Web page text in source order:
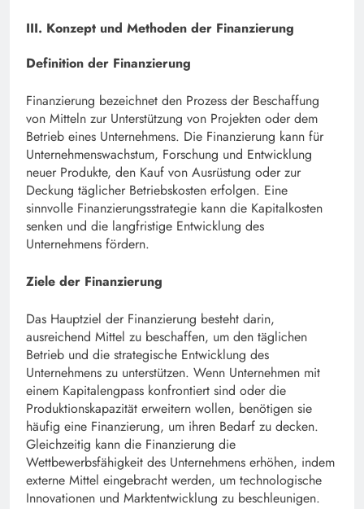
III. Konzept und Methoden der Finanzierung
Definition der Finanzierung
Finanzierung bezeichnet den Prozess der Beschaffung
von Mitteln zur Unterstützung von Projekten oder dem
Betrieb eines Unternehmens. Die Finanzierung kann für
Unternehmenswachstum, Forschung und Entwicklung
neuer Produkte, den Kauf von Ausrüstung oder zur
Deckung täglicher Betriebskosten erfolgen. Eine
sinnvolle Finanzierungsstrategie kann die Kapitalkosten
senken und die langfristige Entwicklung des
Unternehmens fördern.
Ziele der Finanzierung
Das Hauptziel der Finanzierung besteht darin,
ausreichend Mittel zu beschaffen, um den täglichen
Betrieb und die strategische Entwicklung des
Unternehmens zu unterstützen. Wenn Unternehmen mit
einem Kapitalengpass konfrontiert sind oder die
Produktionskapazität erweitern wollen, benötigen sie
häufig eine Finanzierung, um ihren Bedarf zu decken.
Gleichzeitig kann die Finanzierung die
Wettbewerbsfähigkeit des Unternehmens erhöhen, indem
externe Mittel eingebracht werden, um technologische
Innovationen und Marktentwicklung zu beschleunigen.